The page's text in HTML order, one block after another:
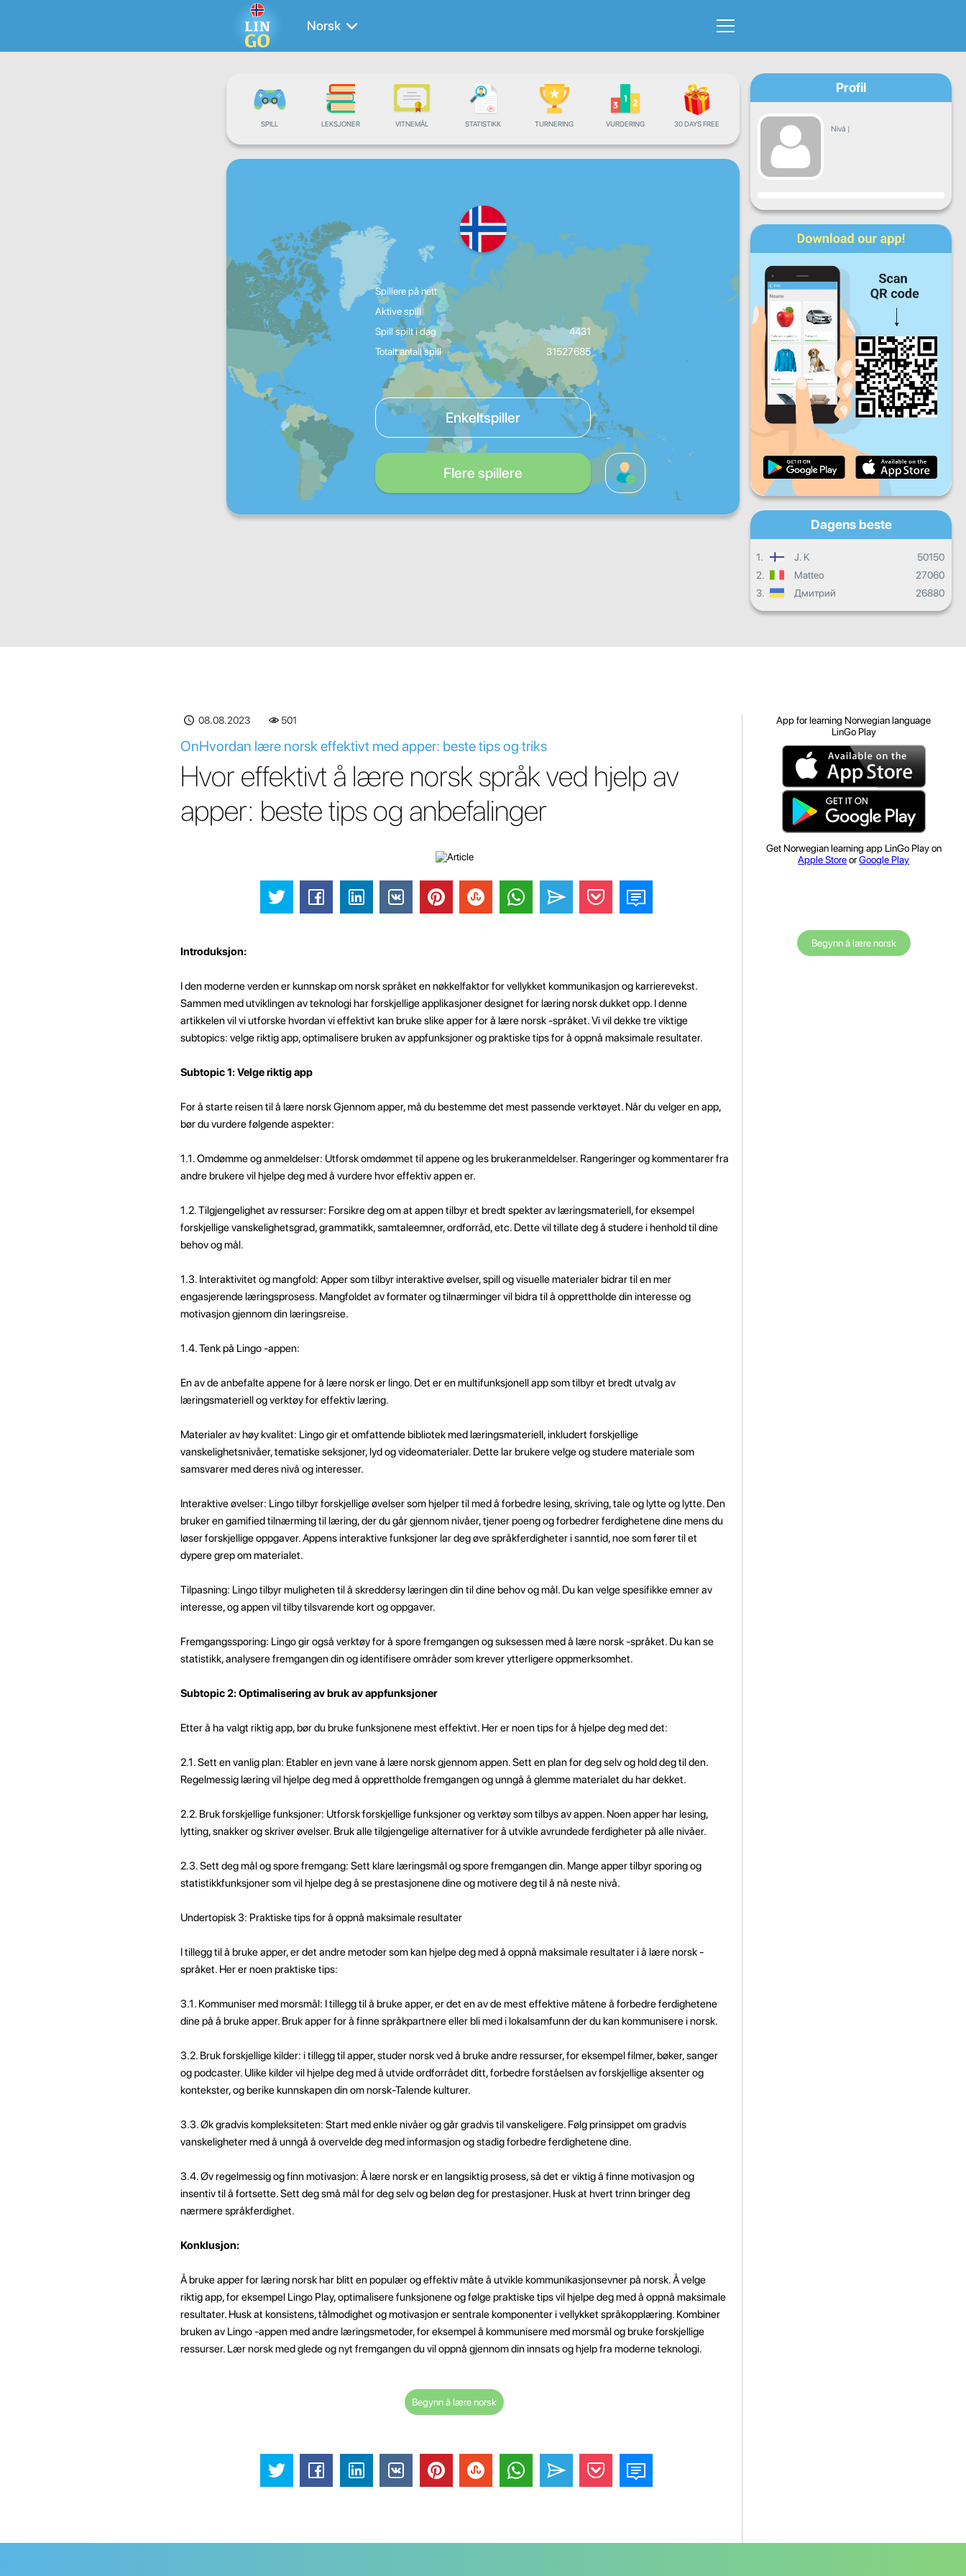
Norsk
SPILL LEKSJONER VITNEMÅL STATISTIKK TURNERING VURDERING 30 DAYS FREE
Spillere på nett
Aktive spill
Spill spilt i dag
4431
Totalt antall spill
31527685
Enkeltspiller
Flere spillere
Profil
Nivå |
Fremgang
Ma On To
Lø Sø
Daglige fremskritt
Månedlige fremskritt
Samlet fremgang
Dagens beste
1. J. K
50150
2.
Matteo
27060
3.
Дмитрий 26880
08.08.2023 501
OnHvordan lære norsk effektivt med apper: beste tips og triks
Hvor effektivt å lære norsk språk ved hjelp av
apper: beste tips og anbefalinger
Introduksjon:
I den moderne verden er kunnskap om norsk språket en nøkkelfaktor for vellykket kommunikasjon og karrierevekst.
Sammen med utviklingen av teknologi har forskjellige applikasjoner designet for læring norsk dukket opp. I denne
artikkelen vil vi utforske hvordan vi effektivt kan bruke slike apper for å lære norsk -språket. Vi vil dekke tre viktige
subtopics: velge riktig app, optimalisere bruken av appfunksjoner og praktiske tips for å oppnå maksimale resultater.
Subtopic 1: Velge riktig app
For å starte reisen til å lære norsk Gjennom apper, må du bestemme det mest passende verktøyet. Når du velger en app,
bør du vurdere følgende aspekter:
1.1. Omdømme og anmeldelser: Utforsk omdømmet til appene og les brukeranmeldelser. Rangeringer og kommentarer fra
andre brukere vil hjelpe deg med å vurdere hvor effektiv appen er.
1.2. Tilgjengelighet av ressurser: Forsikre deg om at appen tilbyr et bredt spekter av læringsmateriell, for eksempel
forskjellige vanskelighetsgrad, grammatikk, samtaleemner, ordforråd, etc. Dette vil tillate deg å studere i henhold til dine
behov og mål.
1.3. Interaktivitet og mangfold: Apper som tilbyr interaktive øvelser, spill og visuelle materialer bidrar til en mer
engasjerende læringsprosess. Mangfoldet av formater og tilnærminger vil bidra til å opprettholde din interesse og
motivasjon gjennom din læringsreise.
1.4. Tenk på Lingo -appen:
En av de anbefalte appene for å lære norsk er lingo. Det er en multifunksjonell app som tilbyr et bredt utvalg av
læringsmateriell og verktøy for effektiv læring.
Materialer av høy kvalitet: Lingo gir et omfattende bibliotek med læringsmateriell, inkludert forskjellige
vanskelighetsnivåer, tematiske seksjoner, lyd og videomaterialer. Dette lar brukere velge og studere materiale som
samsvarer med deres nivå og interesser.
Interaktive øvelser: Lingo tilbyr forskjellige øvelser som hjelper til med å forbedre lesing, skriving, tale og lytte og lytte. Den
bruker en gamified tilnærming til læring, der du går gjennom nivåer, tjener poeng og forbedrer ferdighetene dine mens du
løser forskjellige oppgaver. Appens interaktive funksjoner lar deg øve språkferdigheter i sanntid, noe som fører til et
dypere grep om materialet.
Tilpasning: Lingo tilbyr muligheten til å skreddersy læringen din til dine behov og mål. Du kan velge spesifikke emner av
interesse, og appen vil tilby tilsvarende kort og oppgaver.
Fremgangssporing: Lingo gir også verktøy for å spore fremgangen og suksessen med å lære norsk -språket. Du kan se
statistikk, analysere fremgangen din og identifisere områder som krever ytterligere oppmerksomhet.
Subtopic 2: Optimalisering av bruk av appfunksjoner
Etter å ha valgt riktig app, bør du bruke funksjonene mest effektivt. Her er noen tips for å hjelpe deg med det:
2.1. Sett en vanlig plan: Etabler en jevn vane å lære norsk gjennom appen. Sett en plan for deg selv og hold deg til den.
Regelmessig læring vil hjelpe deg med å opprettholde fremgangen og unngå å glemme materialet du har dekket.
2.2. Bruk forskjellige funksjoner: Utforsk forskjellige funksjoner og verktøy som tilbys av appen. Noen apper har lesing,
lytting, snakker og skriver øvelser. Bruk alle tilgjengelige alternativer for å utvikle avrundede ferdigheter på alle nivåer.
2.3. Sett deg mål og spore fremgang: Sett klare læringsmål og spore fremgangen din. Mange apper tilbyr sporing og
statistikkfunksjoner som vil hjelpe deg å se prestasjonene dine og motivere deg til å nå neste nivå.
Undertopisk 3: Praktiske tips for å oppnå maksimale resultater
I tillegg til å bruke apper, er det andre metoder som kan hjelpe deg med å oppnå maksimale resultater i å lære norsk -
språket. Her er noen praktiske tips:
3.1. Kommuniser med morsmål: I tillegg til å bruke apper, er det en av de mest effektive måtene å forbedre ferdighetene
dine på å bruke apper. Bruk apper for å finne språkpartnere eller bli med i lokalsamfunn der du kan kommunisere i norsk.
3.2. Bruk forskjellige kilder: i tillegg til apper, studer norsk ved å bruke andre ressurser, for eksempel filmer, bøker, sanger
og podcaster. Ulike kilder vil hjelpe deg med å utvide ordforrådet ditt, forbedre forståelsen av forskjellige aksenter og
kontekster, og berike kunnskapen din om norsk-Talende kulturer.
3.3. Øk gradvis kompleksiteten: Start med enkle nivåer og går gradvis til vanskeligere. Følg prinsippet om gradvis
vanskeligheter med å unngå å overvelde deg med informasjon og stadig forbedre ferdighetene dine.
3.4. Øv regelmessig og finn motivasjon: Å lære norsk er en langsiktig prosess, så det er viktig å finne motivasjon og
insentiv til å fortsette. Sett deg små mål for deg selv og beløn deg for prestasjoner. Husk at hvert trinn bringer deg
nærmere språkferdighet.
Konklusjon:
Å bruke apper for læring norsk har blitt en populær og effektiv måte å utvikle kommunikasjonsevner på norsk. Å velge
riktig app, for eksempel Lingo Play, optimalisere funksjonene og følge praktiske tips vil hjelpe deg med å oppnå maksimale
resultater. Husk at konsistens, tålmodighet og motivasjon er sentrale komponenter i vellykket språkopplæring. Kombiner
bruken av Lingo -appen med andre læringsmetoder, for eksempel å kommunisere med morsmål og bruke forskjellige
ressurser. Lær norsk med glede og nyt fremgangen du vil oppnå gjennom din innsats og hjelp fra moderne teknologi.
Begynn å lære norsk
App for learning Norwegian language
LinGo Play
Get Norwegian learning app LinGo Play on
Apple StoreorGoogle Play
Begynn å lære norsk